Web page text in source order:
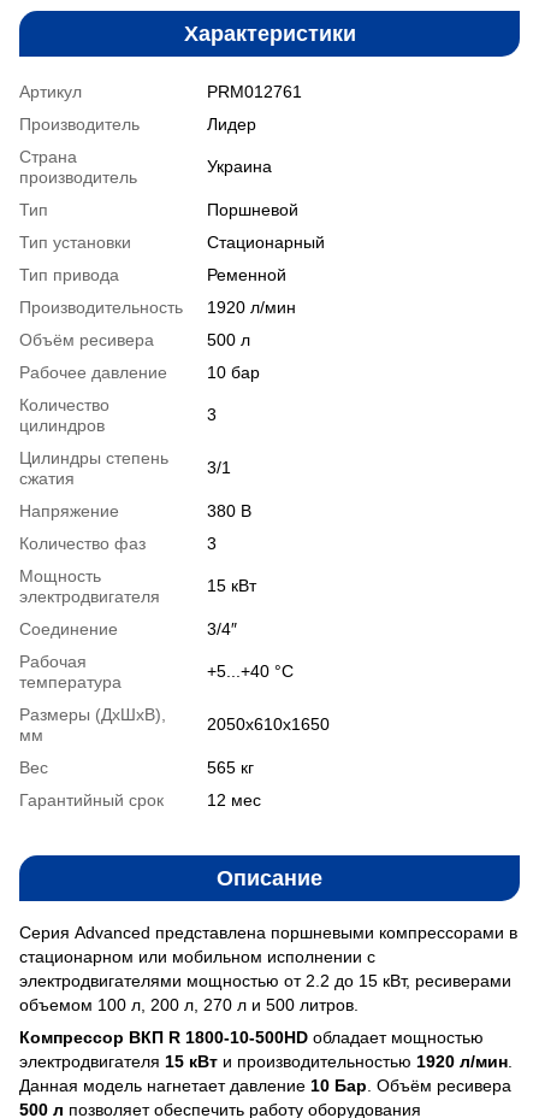
Характеристики
Артикул
PRM012761
Производитель
Лидер
Страна
производитель
Украина
Тип
Поршневой
Тип установки
Стационарный
Тип привода
Ременной
Производительность
1920 л/мин
Объём ресивера
500 л
Рабочее давление
10 бар
Количество
цилиндров
3
Цилиндры степень
сжатия
3/1
Напряжение
380 В
Количество фаз
3
Мощность
электродвигателя
15 кВт
Соединение
3/4″
Рабочая
температура
+5...+40 °С
Размеры (ДxШxВ),
мм
2050х610х1650
Вес
565 кг
Гарантийный срок
12 мес
Описание
Серия Advanced представлена поршневыми компрессорами в
стационарном или мобильном исполнении с
электродвигателями мощностью от 2.2 до 15 кВт, ресиверами
объемом 100 л, 200 л, 270 л и 500 литров.
Компрессор ВКП R 1800-10-500HD обладает мощностью
электродвигателя 15 кВт и производительностью 1920 л/мин
Данная модель нагнетает давление 10 Бар . Объём ресивера
500 л позволяет обеспечить работу оборудования